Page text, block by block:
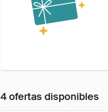
4 ofertas disponibles